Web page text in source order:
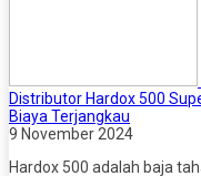
Distributor Hardox 500
Biaya Terjangkau
9 November 2024
Hardox 500 adalah baja